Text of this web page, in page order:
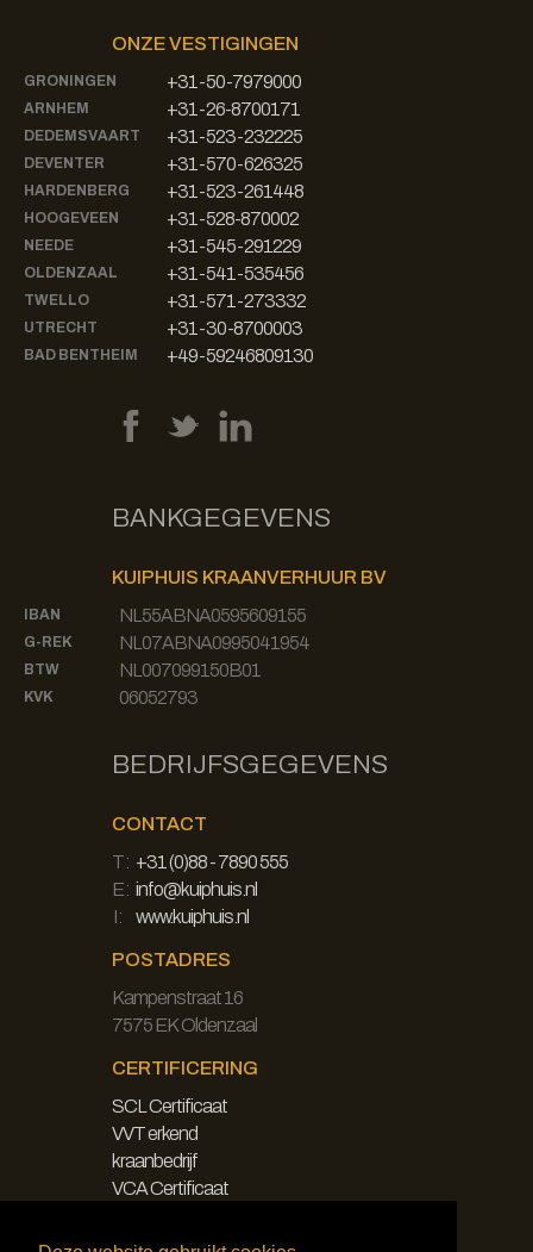
ONZE VESTIGINGEN
GRONINGEN +31-50-7979000
ARNHEM +31-26-8700171
DEDEMSVAART +31-523-232225
DEVENTER +31-570-626325
HARDENBERG +31-523-261448
HOOGEVEEN +31-528-870002
NEEDE +31-545-291229
OLDENZAAL +31-541-535456
TWELLO +31-571-273332
UTRECHT +31-30-8700003
BAD BENTHEIM +49-59246809130
BANKGEGEVENS
KUIPHUIS KRAANVERHUUR BV
IBAN NL55ABNA0595609155
G-REK NL07ABNA0995041954
BTW NL007099150B01
KVK 06052793
BEDRIJFSGEGEVENS
CONTACT
T: +31 (0)88 - 7890 555
E: info@kuiphuis.nl
I:
www.kuiphuis.nl
POSTADRES
Kampenstraat 16
7575 EK Oldenzaal
CERTIFICERING
SCL Certificaat
VVT erkend
kraanbedrijf
VCA Certificaat